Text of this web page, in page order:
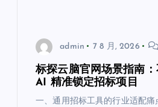
admin 7 8 月, 2026
标探云脑官网场景指南
AI 精准锁定招标项目
一、通用招标工具的行业适配痛